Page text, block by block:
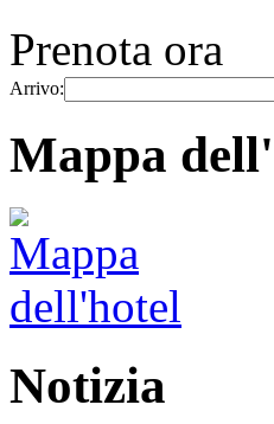
Prenota ora
Arrivo:
Mappa
Notizia